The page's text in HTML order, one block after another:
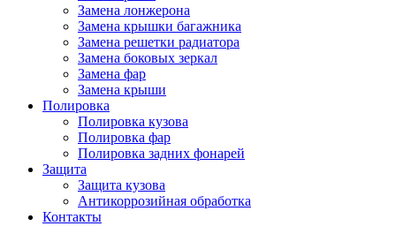
Замена лонжерона
Замена крышки багажника
Замена решетки радиатора
Замена боковых зеркал
Замена фар
Замена крыши
Полировка
Полировка кузова
Полировка фар
Полировка задних фонарей
Защита
Защита кузова
Антикоррозийная обработка
Контакты